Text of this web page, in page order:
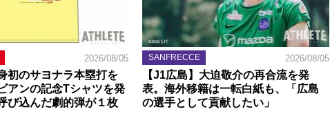
2026/08/05
初のサヨナラ本塁打を
アンの記念Tシャツを発
び込んだ劇的弾が１枚
SANFRECCE 2026/08/05
【J1広島】大迫敬介の再合流を発
表。海外移籍は一転白紙も、「広島
の選手として貢献したい」